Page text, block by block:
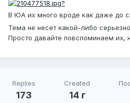
В ЮА их много вроде как даже до
Тема не несет какой-либо
Просто давайте повспоминаем их,
Replies
173
Created
14 г